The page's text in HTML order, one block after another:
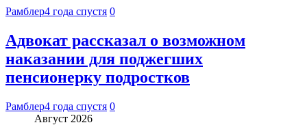
Рамблер4 года спустя 0
Адвокат рассказал о возможном
наказании для поджегших
пенсионерку подростков
Рамблер4 года спустя 0
Август 2026